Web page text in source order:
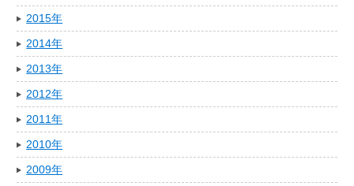
2015年
2014年
2013年
2012年
2011年
2010年
2009年